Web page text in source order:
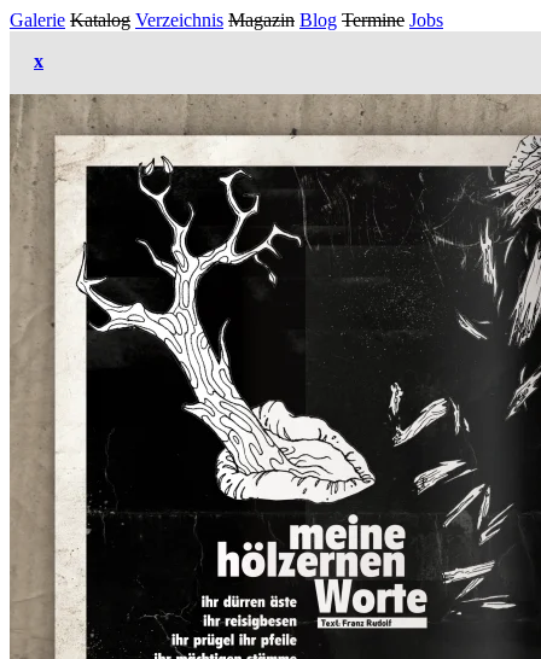
Galerie Katalog Verzeichnis Magazin Blog Termine Jobs
x